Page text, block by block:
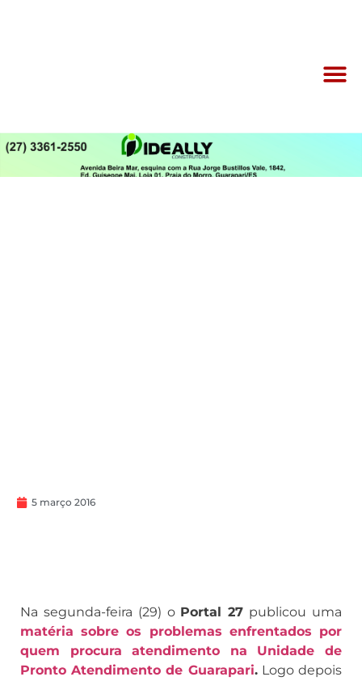
5 março 2016
Na segunda-feira (29) o Portal 27 publicou uma
matéria sobre os problemas enfrentados por
quem procura atendimento na Unidade de
Pronto Atendimento de Guarapari.Logo depois